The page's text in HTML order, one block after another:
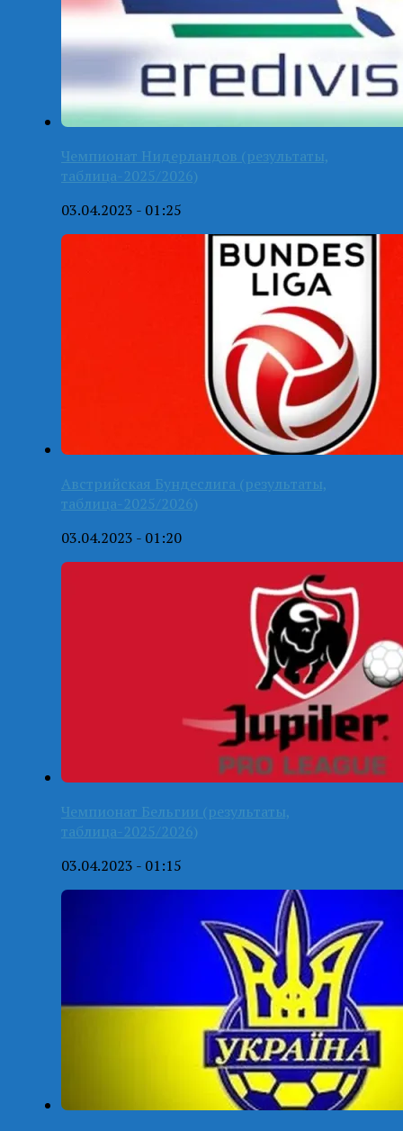
Чемпионат Нидерландов (результаты,
таблица-2025/2026)
03.04.2023 - 01:25
Австрийская Бундеслига (результаты,
таблица-2025/2026)
03.04.2023 - 01:20
Чемпионат Бельгии (результаты,
таблица-2025/2026)
03.04.2023 - 01:15